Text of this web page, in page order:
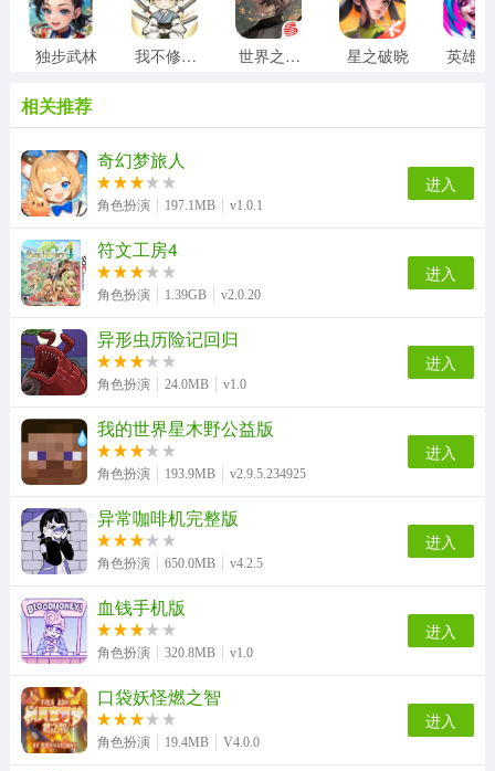
独步武林 我不修仙只练剑 世界之外官服 星之破晓
相关推荐
奇幻梦旅人
角色扮演 197.1MB v1.0.1
进入
符文工房4
角色扮演 1.39GB v2.0.20
进入
异形虫历险记回归
角色扮演 24.0MB v1.0
进入
我的世界星木野公益版
角色扮演 193.9MB v2.9.5.234925
进入
异常咖啡机完整版
角色扮演 650.0MB v4.2.5
进入
血钱手机版
角色扮演 320.8MB v1.0
进入
口袋妖怪燃之智
角色扮演 19.4MB V4.0.0
进入